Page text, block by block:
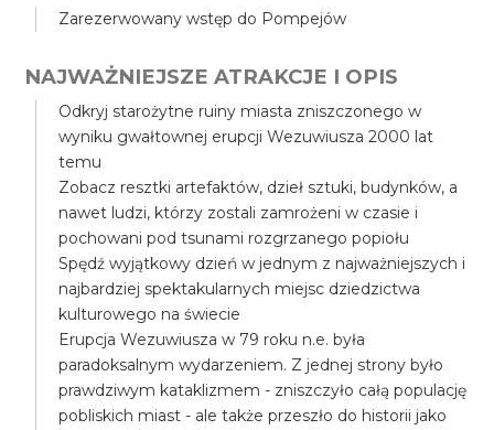
Zarezerwowany wstęp do Pompejów
NAJWAŻNIEJSZE ATRAKCJE I OPIS
Odkryj starożytne ruiny miasta zniszczonego w
wyniku gwałtownej erupcji Wezuwiusza 2000 lat
temu
Zobacz resztki artefaktów, dzieł sztuki, budynków, a
nawet ludzi, którzy zostali zamrożeni w czasie i
pochowani pod tsunami rozgrzanego popiołu
Spędź wyjątkowy dzień w jednym z najważniejszych i
najbardziej spektakularnych miejsc dziedzictwa
kulturowego na świecie
Erupcja Wezuwiusza w 79 roku n.e. była
paradoksalnym wydarzeniem. Z jednej strony było
prawdziwym kataklizmem - zniszczyło całą populację
pobliskich miast - ale także przeszło do historii jako